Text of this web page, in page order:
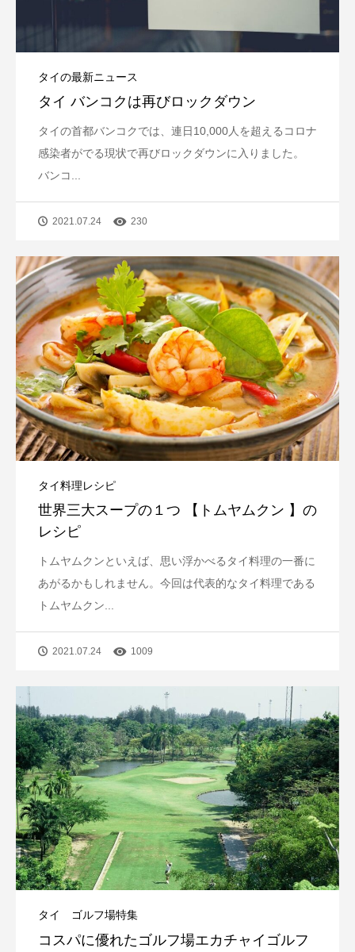
タイの最新ニュース
タイ バンコクは再びロックダウン
タイの首都バンコクでは、連日10,000人を超えるコロナ
感染者がでる現状で再びロックダウンに入りました。
バンコ...
2021.07.24 230
タイ料理レシピ
世界三大スープの１つ 【トムヤムクン 】の
レシピ
トムヤムクンといえば、思い浮かべるタイ料理の一番に
あがるかもしれません。今回は代表的なタイ料理である
トムヤムクン...
2021.07.24 1009
タイ ゴルフ場特集
コスパに優れたゴルフ場エカチャイゴルフ